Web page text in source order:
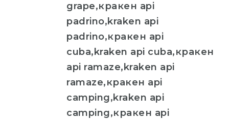
grape,кракен api
padrino,kraken api
padrino,кракен api
cuba,kraken api cuba,кракен
api ramaze,kraken api
ramaze,кракен api
camping,kraken api
camping,кракен api